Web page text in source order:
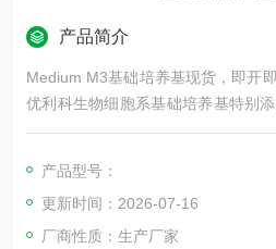
产品简介
Medium M3基础培养基现货，即开
优利科生物细胞系基础培养基特别
的营养物质和针对不同物种特别甄
产品型号：
更新时间：2026-07-16
厂商性质：生产厂家